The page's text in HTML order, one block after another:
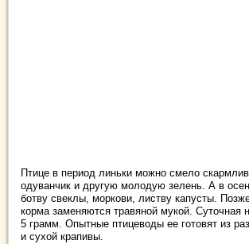
Птице в период линьки можно смело
одуванчик и другую молодую зелень. А в
ботву свеклы, моркови, листву капусты.
корма заменяются травяной мукой. Суточная
5 грамм. Опытные птицеводы ее готовят из
и сухой крапивы.